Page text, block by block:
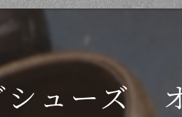
ューズ